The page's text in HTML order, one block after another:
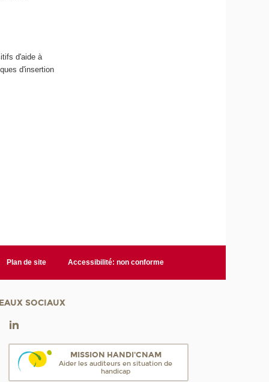
d'aide à
d'insertion
Plan de site Accessibilité: non conforme
SOCIAUX
MISSION HANDI'CNAM
Aider les auditeurs en situation de
handicap